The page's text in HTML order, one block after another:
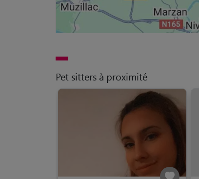
Pet sitters à proximité